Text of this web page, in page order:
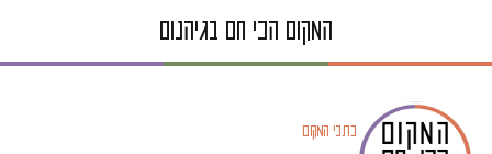
כתבי המקום